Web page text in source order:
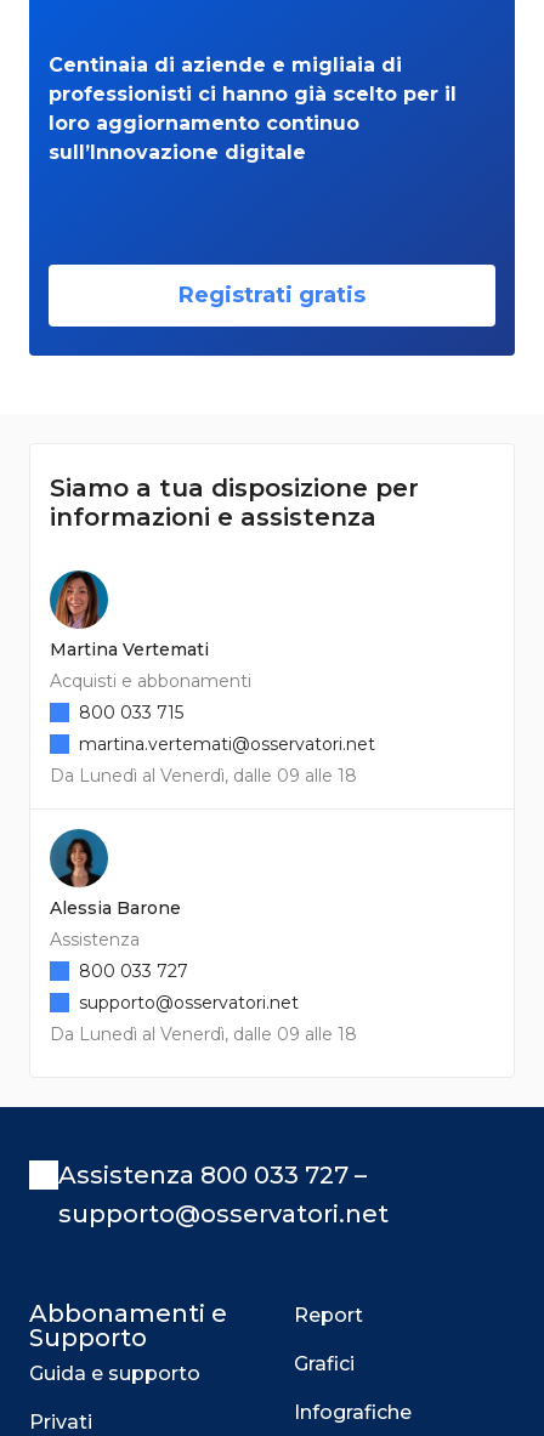
Centinaia di aziende e migliaia di
professionisti ci hanno già scelto per il
loro aggiornamento continuo
sull’Innovazione digitale
Registrati gratis
Siamo a tua disposizione per
informazioni e assistenza
Martina Vertemati
Acquisti e abbonamenti
Da Lunedì al Venerdì, dalle 09 alle 18
800 033 715
martina.vertemati@osservatori.net
Alessia Barone
Assistenza
Da Lunedì al Venerdì, dalle 09 alle 18
800 033 727
supporto@osservatori.net
Assistenza 800 033 727 –
supporto@osservatori.net
Abbonamenti e
Supporto
Guida e supporto
Privati
Report
Grafici
Infografiche